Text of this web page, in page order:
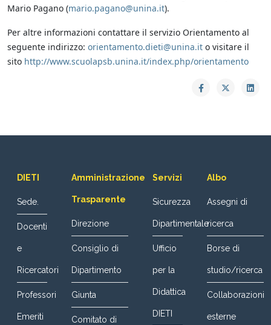
Mario Pagano (mario.pagano@unina.it).
Per altre informazioni contattare il servizio Orientamento al
seguente indirizzo: orientamento.dieti@unina.it o visitare il
sito http://www.scuolapsb.unina.it/index.php/orientamento
DIETI
Sede.
Docenti
e
Ricercatori
Professori
Emeriti
Amministrazione
Trasparente
Direzione
Consiglio di
Dipartimento
Giunta
Comitato di
Servizi
Sicurezza
Dipartimentale
Ufficio
per la
Didattica
DIETI
Albo
Assegni di
ricerca
Borse di
studio/ricerca
Collaborazioni
esterne